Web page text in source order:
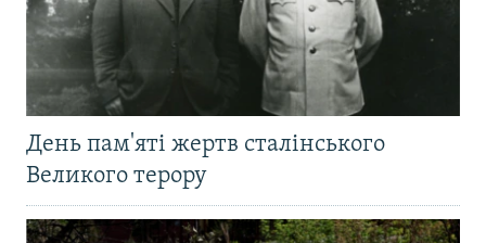
День пам'яті жертв сталінського
Великого терору